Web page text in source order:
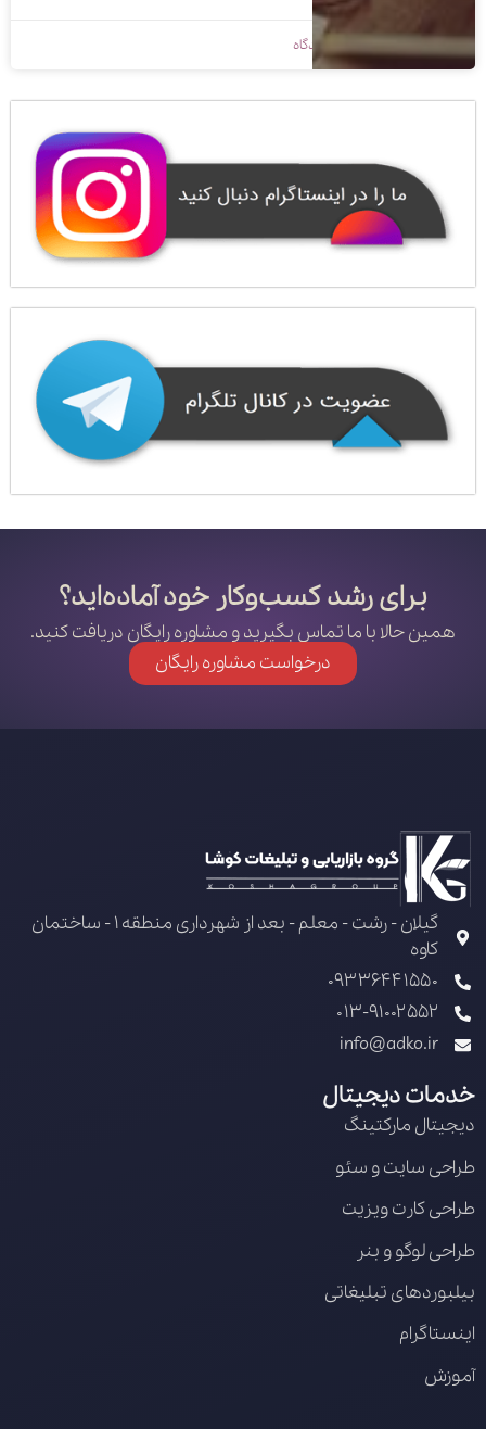
بدون دیدگاه
برای رشد کسب‌وکار خود آماده‌اید؟
همین حالا با ما تماس بگیرید و مشاوره رایگان دریافت کنید.
درخواست مشاوره رایگان
گیلان - رشت - معلم - بعد از شهرداری منطقه 1 - ساختمان
کاوه
09336441550
013-91002552
info@adko.ir
خدمات دیجیتال
دیجیتال مارکتینگ
طراحی سایت و سئو
طراحی کارت ویزیت
طراحی لوگو و بنر
بیلبوردهای تبلیغاتی
اینستاگرام
آموزش